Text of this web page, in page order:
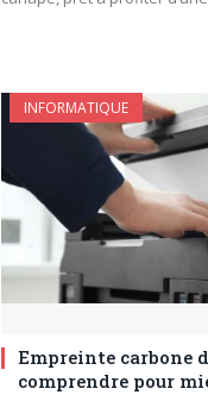
INFORMATIQUE
Empreinte carbone
comprendre pour